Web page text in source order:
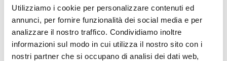
Utilizziamo i cookie per personalizzare contenuti ed
annunci, per fornire funzionalità dei social media e per
analizzare il nostro traffico. Condividiamo inoltre
informazioni sul modo in cui utilizza il nostro sito con i
nostri partner che si occupano di analisi dei dati web,
Guido Bellosta è un trader privato e
potrebbe detenere gli strumenti finanziari
oggetto delle sue analisi risultando così in